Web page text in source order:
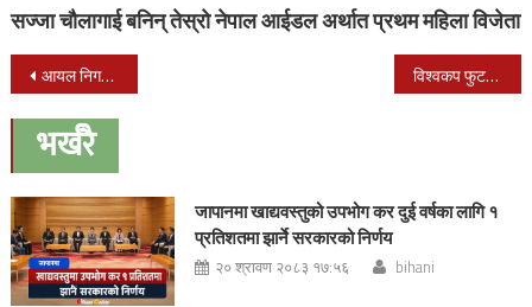
सज्जा चौलागाई बनिन् तेस्रो नेपाल आईडल अर्थात प्रथम महिला विजेता
Post
navigation
आयल निगमका खड्कालाई निर्देशकबाट नहटाउन सर्वोच्चको अन्तरिम आदेश विश्वकप फुटबलका लागि पोल्याण्ड छानियो
भर्खरै
जापानमा खाद्यवस्तुको उपभोग कर दुई वर्षका लागि १
प्रतिशतमा झार्ने सरकारको निर्णय
२० श्रावण २०८३ १७:५६ bihani